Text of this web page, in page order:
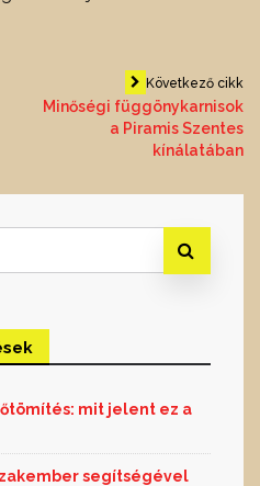
Következő cikk
Minőségi függönykarnisok
a Piramis Szentes
kínálatában
mit jelent ez a
segítségével